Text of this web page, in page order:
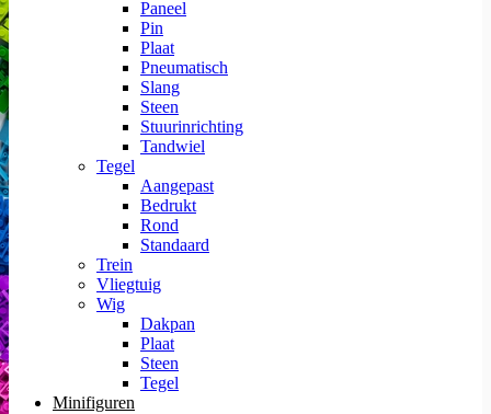
Paneel
Pin
Plaat
Pneumatisch
Slang
Steen
Stuurinrichting
Tandwiel
Tegel
Aangepast
Bedrukt
Rond
Standaard
Trein
Vliegtuig
Wig
Dakpan
Plaat
Steen
Tegel
Minifiguren